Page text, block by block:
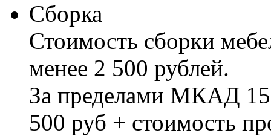
Сборка
Стоимость сборки
менее 2 500 рублей.
За пределами МКАД
500 руб + стоимость